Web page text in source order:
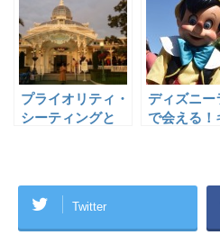
ー」 見どころま
とめ
イベントの
プライオリティ・
シーティングと
ディズニー
で会える！
Twitter